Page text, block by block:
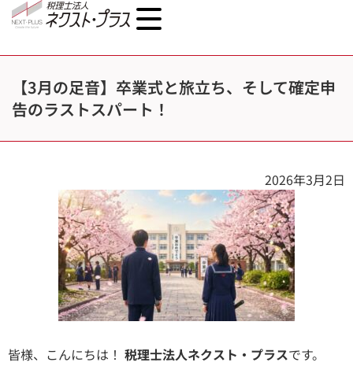
【3月の足音】卒業式と旅立ち、そして確定申
告のラストスパート！
2026年3月2日
皆様、こんにちは！ 税理士法人ネクスト・プラスです。